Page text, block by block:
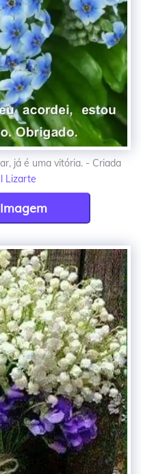
já é uma vitória. - Criada
Lizarte